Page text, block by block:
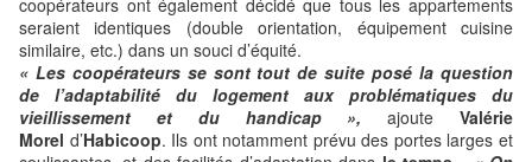
coopérateurs ont également décidé que tous les appartements
seraient identiques (double orientation, équipement cuisine
similaire, etc.) dans un souci d’équité.
« Les coopérateurs se sont tout de suite posé la question
de l’adaptabilité du logement aux problématiques du
vieillissement et du handicap », ajouteValérie
Morel d’Habicoop. Ils ont notamment prévu des portes larges et